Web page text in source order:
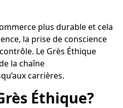
plus durable et cela
la prise de conscience
Le Grès Éthique
la chaîne
carrières.
Éthique?